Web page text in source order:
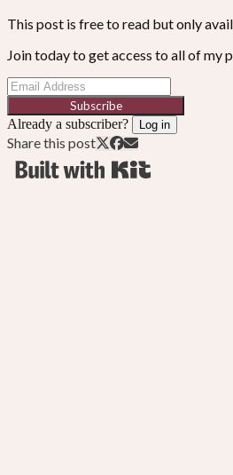
This post is free to read but only
Join today to get access to all of my
Subscribe
Already a subscriber? Log in
Share this post